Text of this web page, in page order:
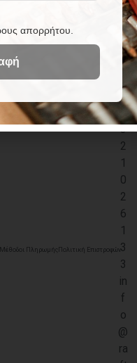
Μέθοδοι Πληρωμής Πολιτική Επιστροφών
+
0
2
3
2
1
0
2
6
1
3
3
in
f
o
@
ra